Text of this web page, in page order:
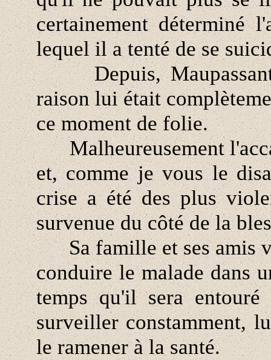
certainement déterminé
lequel il a tenté de se
Depuis, Maupassant
raison lui était
ce moment de folie.
Malheureusement
et, comme je vous le
crise a été des plus
survenue du côté de la
Sa famille et ses amis
conduire le malade dans
temps qu'il sera
surveiller constamment,
le ramener à la santé.